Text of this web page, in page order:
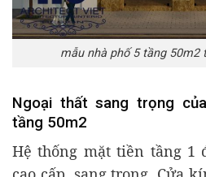
mẫu nhà phố 5 tầng 50m2
Ngoại thất sang trọng
tầng 50m2
Hệ thống mặt tiền tầng 1